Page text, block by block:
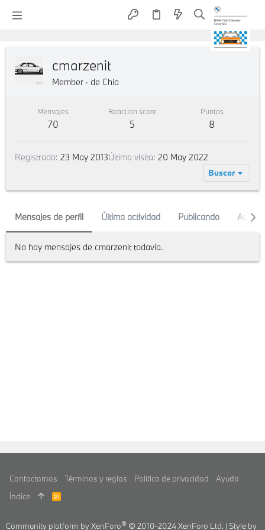
cmarzenit
Member · de Chia
Mensajes
70
Reaction score
5
Puntos
8
Registrado 23 May 2013Última visita 20 May 2022
Buscar
Mensajes de perfil Última actividad Publicando Acerca
No hay mensajes de cmarzenit todavía.
Contactarnos Términos y reglas Política de privacidad
Ayuda
Índice
R
S
Community platform by XenForo® © 2010-2024 XenForo Ltd. | Style by